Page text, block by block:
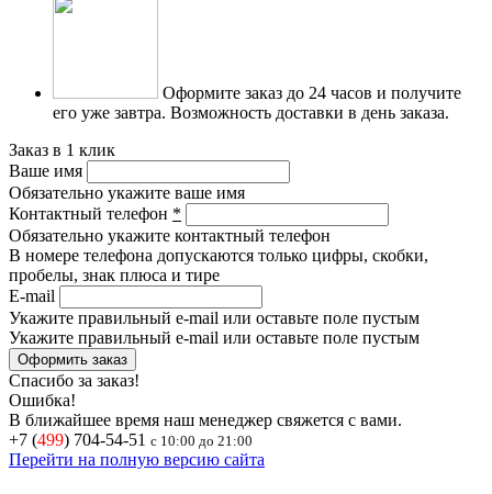
Оформите заказ до 24 часов и получите
его уже завтра. Возможность доставки в день заказа.
Заказ в 1 клик
Ваше имя
Обязательно укажите ваше имя
Контактный телефон *
Обязательно укажите контактный телефон
В номере телефона допускаются только цифры, скобки,
пробелы, знак плюса и тире
E-mail
Укажите правильный e-mail или оставьте поле пустым
Укажите правильный e-mail или оставьте поле пустым
Спасибо за заказ!
Ошибка!
В ближайшее время наш менеджер свяжется с вами.
+7 (499) 704-54-51 с 10:00 до 21:00
Перейти на полную версию сайта